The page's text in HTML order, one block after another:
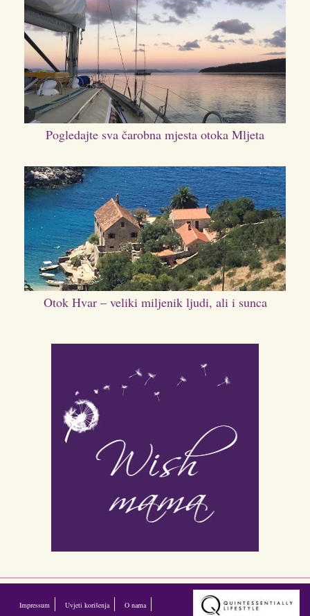
Pogledajte sva čarobna mjesta otoka Mljeta
Otok Hvar – veliki miljenik ljudi, ali i sunca
Impressum Uvjeti korišenja O nama